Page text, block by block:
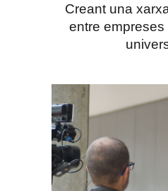
Creant una
entre empreses